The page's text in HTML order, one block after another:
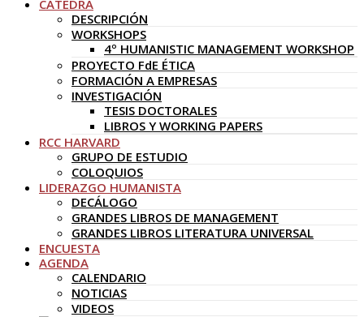
CÁTEDRA
DESCRIPCIÓN
WORKSHOPS
4º HUMANISTIC MANAGEMENT WORKSHOP
PROYECTO FdE ÉTICA
FORMACIÓN A EMPRESAS
INVESTIGACIÓN
TESIS DOCTORALES
LIBROS Y WORKING PAPERS
RCC HARVARD
GRUPO DE ESTUDIO
COLOQUIOS
LIDERAZGO HUMANISTA
DECÁLOGO
GRANDES LIBROS DE MANAGEMENT
GRANDES LIBROS LITERATURA UNIVERSAL
ENCUESTA
AGENDA
CALENDARIO
NOTICIAS
VIDEOS